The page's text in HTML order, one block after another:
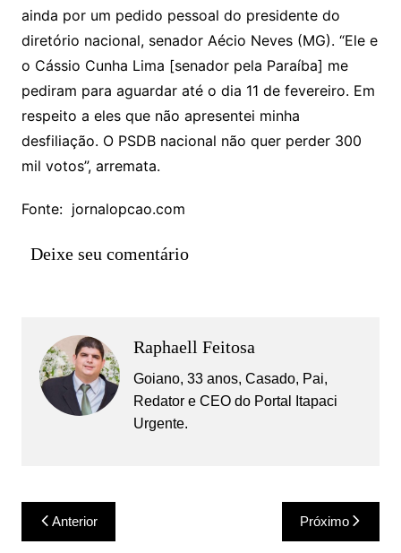
ainda por um pedido pessoal do presidente do
diretório nacional, senador Aécio Neves (MG). “Ele e
o Cássio Cunha Lima [senador pela Paraíba] me
pediram para aguardar até o dia 11 de fevereiro. Em
respeito a eles que não apresentei minha
desfiliação. O PSDB nacional não quer perder 300
mil votos”, arremata.
Fonte: jornalopcao.com
Deixe seu comentário
Raphaell Feitosa
Goiano, 33 anos, Casado, Pai,
Redator e CEO do Portal Itapaci
Urgente.
Navegação
de
Anterior Próximo